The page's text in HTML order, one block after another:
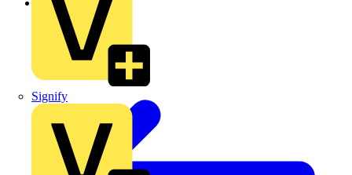
Signify